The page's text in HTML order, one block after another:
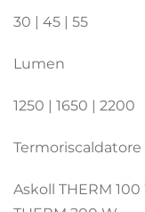
30 | 45 | 55
Lumen
1250 | 1650 | 2200
Termoriscaldatore
Askoll THERM 100